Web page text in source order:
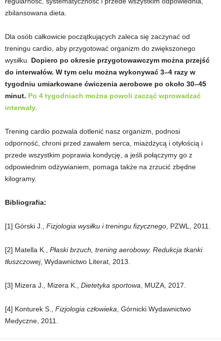
zbilansowana dieta.
Dla osób całkowicie początkujących zaleca się zaczynać od
treningu cardio, aby przygotować organizm do zwiększonego
wysiłku. Dopiero po okresie przygotowawczym można przejść
do interwałów. W tym celu można wykonywać 3–4 razy w
tygodniu umiarkowane ćwiczenia aerobowe po około 30–45
minut. Po 4 tygodniach można powoli zacząć wprowadzać
interwały.
Trening cardio pozwala dotlenić nasz organizm, podnosi
odporność, chroni przed zawałem serca, miażdżycą i otyłością i
przede wszystkim poprawia kondycję, a jeśli połączymy go z
odpowiednim odżywianiem, pomaga także na zrzucić zbędne
kilogramy.
Bibliografia:
[1] Górski J., Fizjologia wysiłku i treningu fizycznego , PZWL, 2011.
[2] Matella K., Płaski brzuch, trening aerobowy. Redukcja tkanki
tłuszczowej, Wydawnictwo Literat, 2013.
[3] Mizera J., Mizera K., Dietetyka sportowa , MUZA, 2017.
[4] Konturek S., Fizjologia człowieka , Górnicki Wydawnictwo
Medyczne, 2011.